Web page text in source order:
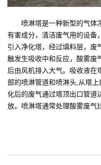
喷淋塔是一种新型的气体
有害成分，清洁废气用的设备
引入净化塔，经过填料层，废
触发生吸收中和反应，酸雾废
后由风机排入大气。吸收液在
部的喷淋管道和喷淋头,从塔
化后的废气通过塔顶出口管道
放。喷淋塔通常处理酸雾废气